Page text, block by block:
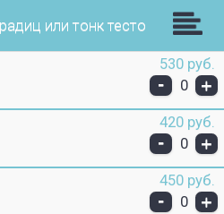
н-Ролл
или тонк тесто
530 руб.
- 0 +
420 руб.
- 0 +
450 руб.
- 0 +